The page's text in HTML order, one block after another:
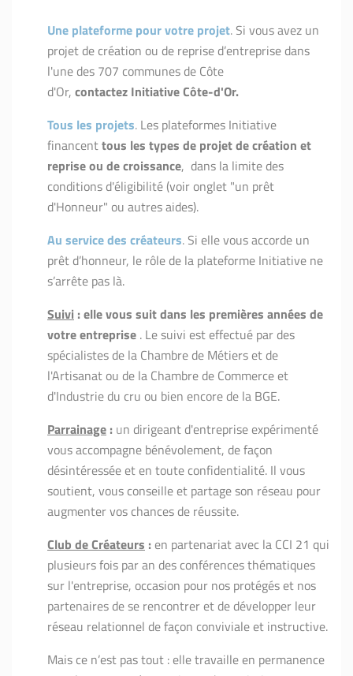
Une plateforme pour votre projet. Si vous avez un
projet de création ou de reprise d’entreprise dans
l'une des 707 communes de Côte
d'Or, contactez Initiative Côte-d'Or.
Tous les projets. Les plateformes Initiative
financenttous les types de projet de création et
reprise ou de croissance, dans la limite des
conditions d'éligibilité (voir onglet "un prêt
d'Honneur" ou autres aides).
Au service des créateurs. Si elle vous accorde un
prêt d’honneur, le rôle de la plateforme Initiative ne
s’arrête pas là.
Suivi : elle vous suit dans les premières années de
votre entreprise . Le suivi est effectué par des
spécialistes de la Chambre de Métiers et de
l'Artisanat ou de la Chambre de Commerce et
d'Industrie du cru ou bien encore de la BGE.
Parrainage : un dirigeant d'entreprise expérimenté
vous accompagne bénévolement, de façon
désintéressée et en toute confidentialité. Il vous
soutient, vous conseille et partage son réseau pour
augmenter vos chances de réussite.
Club de Créateurs : en partenariat avec la CCI 21 qui
plusieurs fois par an des conférences thématiques
sur l'entreprise, occasion pour nos protégés et nos
partenaires de se rencontrer et de développer leur
réseau relationnel de façon conviviale et instructive.
Mais ce n’est pas tout : elle travaille en permanence